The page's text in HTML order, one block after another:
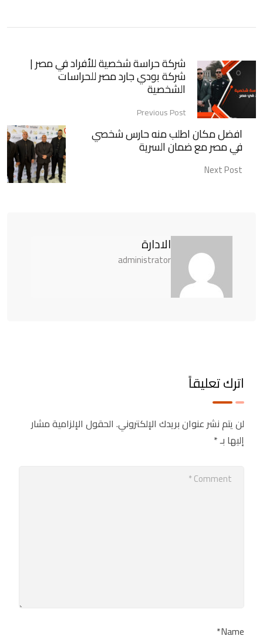
شركة حراسة شخصية للأفراد في مصر |
شركة بودي جارد مصر للحراسات
الشخصية
Previous Post
افضل مكان اطلب منه حارس شخصي
في مصر مع ضمان السرية
Next Post
الادارة
administrator
اترك تعليقاً
لن يتم نشر عنوان بريدك الإلكتروني. الحقول الإلزامية مشار
إليها بـ*
Name*